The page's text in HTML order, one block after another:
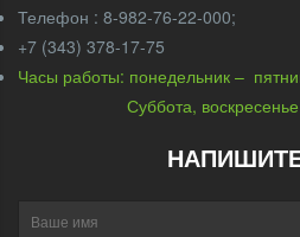
Телефон : 8-982-76-22-000;
+7 (343) 378-17-75
Часы работы: понедельник –
Суббота, воскресенье -